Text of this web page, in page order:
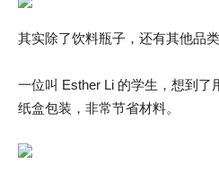
其实除了饮料瓶子，还有其他品
一位叫 Esther Li 的学生，想到了
纸盒包装，非常节省材料。